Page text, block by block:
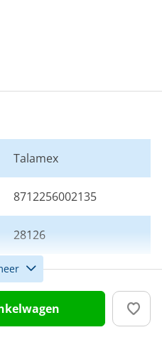
Talamex
8712256002135
28126
Zwart
15 x 58 cm